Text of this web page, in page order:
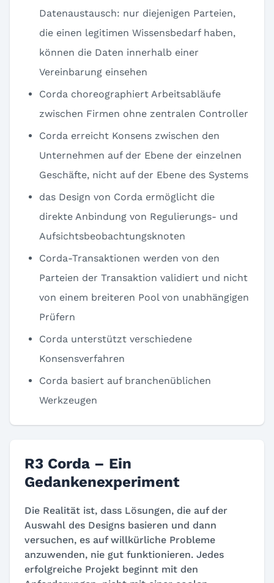
Datenaustausch: nur diejenigen Parteien,
die einen legitimen Wissensbedarf haben,
können die Daten innerhalb einer
Vereinbarung einsehen
Corda choreographiert Arbeitsabläufe
zwischen Firmen ohne zentralen Controller
Corda erreicht Konsens zwischen den
Unternehmen auf der Ebene der einzelnen
Geschäfte, nicht auf der Ebene des Systems
das Design von Corda ermöglicht die
direkte Anbindung von Regulierungs- und
Aufsichtsbeobachtungsknoten
Corda-Transaktionen werden von den
Parteien der Transaktion validiert und nicht
von einem breiteren Pool von unabhängigen
Prüfern
Corda unterstützt verschiedene
Konsensverfahren
Corda basiert auf branchenüblichen
Werkzeugen
R3 Corda – Ein
Gedankenexperiment
Die Realität ist, dass Lösungen, die auf der
Auswahl des Designs basieren und dann
versuchen, es auf willkürliche Probleme
anzuwenden, nie gut funktionieren. Jedes
erfolgreiche Projekt beginnt mit den